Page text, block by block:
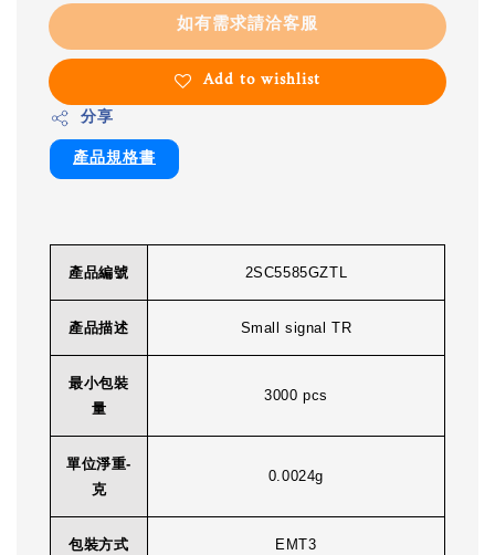
如有需求請洽客服
Add to wishlist
分享
產品規格書
產品編號 2SC5585GZTL
產品描述 Small signal TR
最小包裝
量
3000 pcs
單位淨重-
克
0.0024g
包裝方式 EMT3